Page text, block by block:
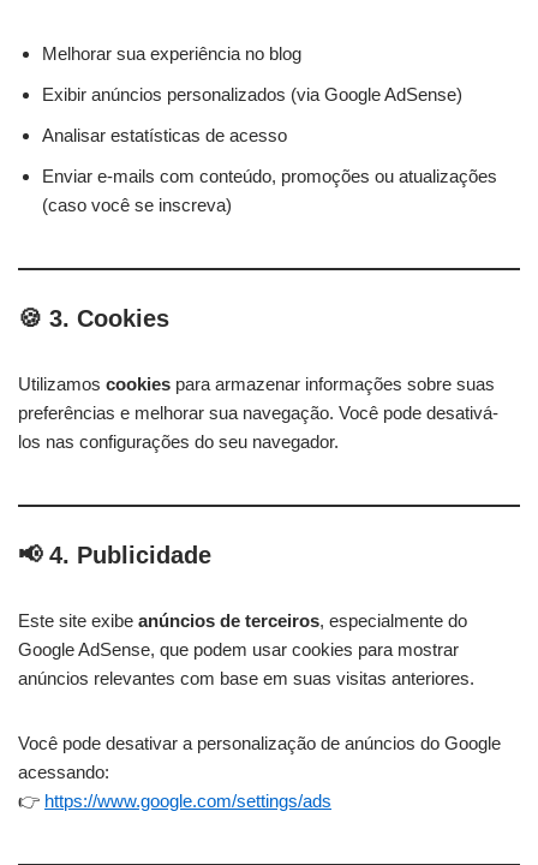
Melhorar sua experiência no blog
Exibir anúncios personalizados (via Google AdSense)
Analisar estatísticas de acesso
Enviar e-mails com conteúdo, promoções ou atualizações
(caso você se inscreva)
🍪 3. Cookies
Utilizamos cookies para armazenar informações sobre suas
preferências e melhorar sua navegação. Você pode desativá-
los nas configurações do seu navegador.
📢 4. Publicidade
Este site exibe anúncios de terceiros, especialmente do
Google AdSense, que podem usar cookies para mostrar
anúncios relevantes com base em suas visitas anteriores.
Você pode desativar a personalização de anúncios do Google
acessando:
👉 https://www.google.com/settings/ads